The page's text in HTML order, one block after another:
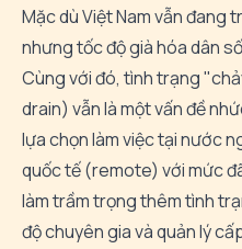
Mặc dù Việt Nam vẫn đang
nhưng tốc độ già hóa dân
Cùng với đó, tình trạng
drain) vẫn là một vấn đề
lựa chọn làm việc tại nước
quốc tế (remote) với mức
làm trầm trọng thêm tình
độ chuyên gia và quản lý